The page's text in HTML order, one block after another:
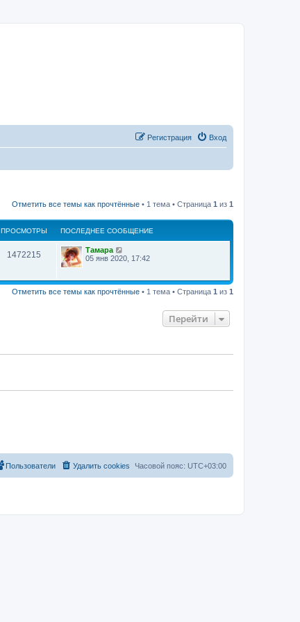
Вход
Регистрация
Отметить все темы как прочтённые • 1 тема • Страница 1 из 1
ПРОСМОТРЫ ПОСЛЕДНЕЕ СООБЩЕНИЕ
1472215
Тамара
05 янв 2020, 17:42
Отметить все темы как прочтённые • 1 тема • Страница 1 из 1
Перейти
Часовой пояс: UTC+03:00
Удалить cookies
Пользователи